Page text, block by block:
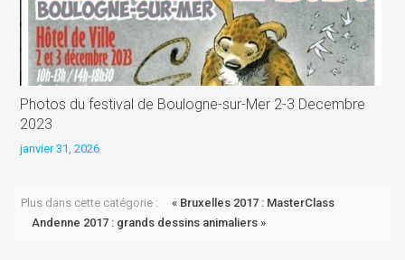
Photos du festival de Boulogne-sur-Mer 2-3 Decembre
2023
janvier 31, 2026
Plus dans cette catégorie :
« Bruxelles 2017 : MasterClass
Andenne 2017 : grands dessins animaliers »